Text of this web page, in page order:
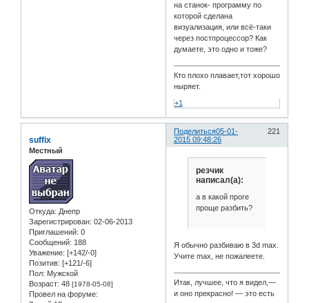
на станок- программу по
которой сделана
визуализация, или всё-таки
через постпроцессор? Как
думаете, это одно и тоже?
Кто плохо плавает,тот хорошо
ныряет.
+1
Поделиться 221
05-01-
2015 09:48:26
suffix
Местный
Откуда: Днепр
Зарегистрирован: 02-06-2013
Приглашений: 0
Сообщений: 188
Уважение: [+142/-0]
Позитив: [+121/-6]
Пол: Мужской
Возраст: 48 [1978-05-08]
Провел на форуме:
резчик
написал(а):
а в какой проге
проще разбить?
Я обычно разбиваю в 3d max.
Учите max, не пожалеете.
Итак, лучшее, что я видел,—
и оно прекрасно! — это есть